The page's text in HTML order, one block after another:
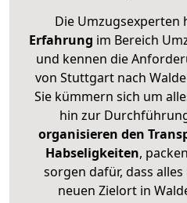
Die Umzugsexperten
Erfahrung im Bereich
und kennen die
von Stuttgart nach
Sie kümmern sich um
hin zur
organisieren den
Habseligkeiten,
sorgen dafür, dass
neuen Zielort in